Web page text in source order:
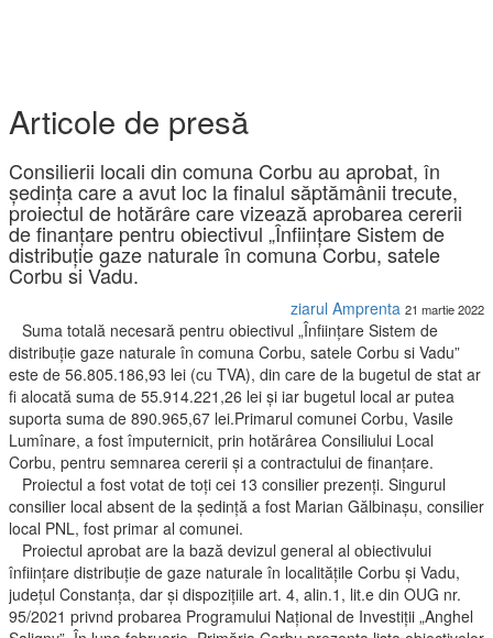
Articole de presă
Consilierii locali din comuna Corbu au aprobat, în
ședința care a avut loc la finalul săptămânii trecute,
proiectul de hotărâre care vizează aprobarea cererii
de finanţare pentru obiectivul „Înfiinţare Sistem de
distribuţie gaze naturale în comuna Corbu, satele
Corbu si Vadu.
ziarul Amprenta 21 martie 2022
Suma totală necesară pentru obiectivul „Înfiinţare Sistem de
distribuţie gaze naturale în comuna Corbu, satele Corbu si Vadu”
este de 56.805.186,93 lei (cu TVA), din care de la bugetul de stat ar
fi alocată suma de 55.914.221,26 lei şi iar bugetul local ar putea
suporta suma de 890.965,67 lei.Primarul comunei Corbu, Vasile
Lumînare, a fost împuternicit, prin hotărârea Consiliului Local
Corbu, pentru semnarea cererii şi a contractului de finanţare.
Proiectul a fost votat de toți cei 13 consilier prezenți. Singurul
consilier local absent de la ședință a fost Marian Gălbinașu, consilier
local PNL, fost primar al comunei.
Proiectul aprobat are la bază devizul general al obiectivului
înfiinţare distribuţie de gaze naturale în localităţile Corbu şi Vadu,
judeţul Constanţa, dar și dispoziţiile art. 4, alin.1, lit.e din OUG nr.
95/2021 privnd probarea Programului Naţional de Investiţii „Anghel